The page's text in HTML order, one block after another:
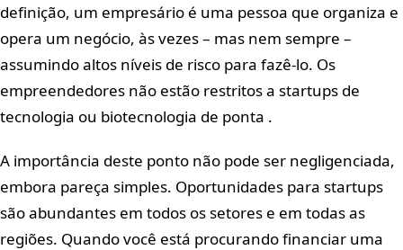
definição, um empresário é uma pessoa que organiza e
opera um negócio, às vezes – mas nem sempre –
assumindo altos níveis de risco para fazê-lo. Os
empreendedores não estão restritos a startups de
tecnologia ou biotecnologia de ponta .
A importância deste ponto não pode ser negligenciada,
embora pareça simples. Oportunidades para startups
são abundantes em todos os setores e em todas as
regiões. Quando você está procurando financiar uma